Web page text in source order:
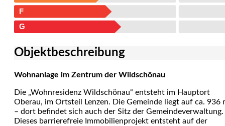
F
G
Objekt­beschreibung
Wohnanlage im Zentrum der Wildschönau
Die „Wohnresidenz Wildschönau“ entsteht im Hauptort
Oberau, im Ortsteil Lenzen. Die Gemeinde liegt auf ca. 936
– dort befindet sich auch der Sitz der Gemeindeverwaltung.
Dieses barrierefreie Immobilienprojekt entsteht auf der